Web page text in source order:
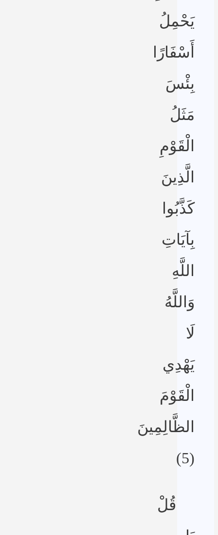
يَحْمِلُ
أَسْفَارًا
بِئْسَ
مَثَلُ
الْقَوْمِ
الَّذِينَ
كَذَّبُوا
بِآيَاتِ
اللَّهِ
وَاللَّهُ
لَا
يَهْدِي
الْقَوْمَ
الظَّالِمِينَ
(5)
قُلْ